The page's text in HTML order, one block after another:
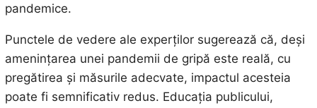
pandemice.
Punctele de vedere ale experților sugerează că, deși
amenințarea unei pandemii de gripă este reală, cu
pregătirea și măsurile adecvate, impactul acesteia
poate fi semnificativ redus. Educația publicului,